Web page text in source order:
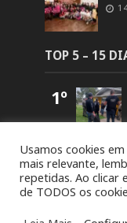
TOP 5 – 15
1º
2º
3º
Usamos cookies
mais relevante,
repetidas. Ao clicar
de TODOS os